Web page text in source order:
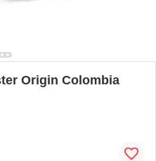
Origin Colombia